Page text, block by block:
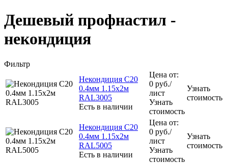
Дешевый профнастил -
некондиция
Фильтр
Некондиция С20
0.4мм 1.15х2м
RAL3005
Есть в наличии
Цена от:
0 руб./
лист
Узнать
стоимость
Узнать
стоимость
Некондиция С20
0.4мм 1.15х2м
RAL5005
Есть в наличии
Цена от:
0 руб./
лист
Узнать
стоимость
Узнать
стоимость